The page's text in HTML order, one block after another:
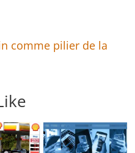
comme pilier de la